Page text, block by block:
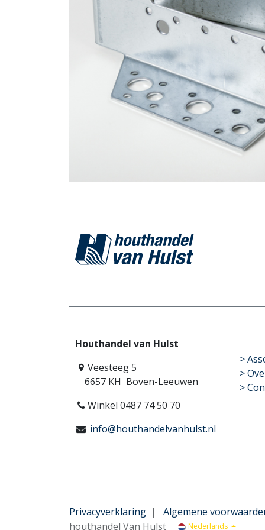
Houthandel van Hulst
Veesteeg 5
6657 KH Boven-Leeuwen
Winkel 0487 74 50 70
info@houthandelvanhulst.nl
​>
>
>
Privacyverklaring | Algemene
houthandel Van Hulst
Nederlands